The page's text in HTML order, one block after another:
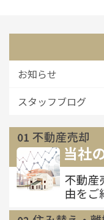
お知らせ
スタッフブログ